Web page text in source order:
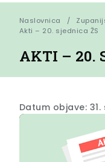
Naslovnica
Akti – 20. sjednica ŽS
AKTI – 20.
Datum objave: 31.